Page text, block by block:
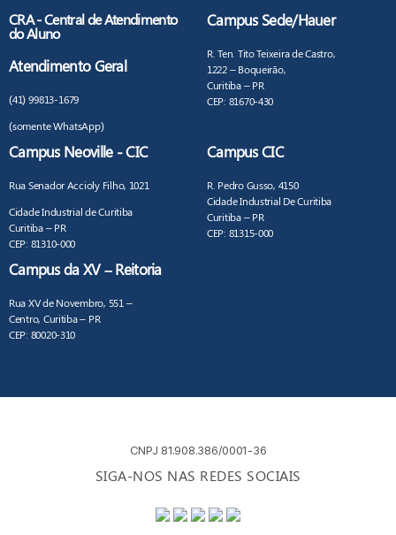
CRA - Central de Atendimento
do Aluno
Atendimento Geral
(41) 99813-1679
(somente WhatsApp)
Campus Sede/Hauer
R. Ten. Tito Teixeira de Castro,
1222 – Boqueirão,
Curitiba – PR
CEP: 81670-430
Campus Neoville - CIC
Rua Senador Accioly Filho, 1021
Cidade Industrial de Curitiba
Curitiba – PR
CEP: 81310-000
Campus CIC
R. Pedro Gusso, 4150
Cidade Industrial De Curitiba
Curitiba – PR
CEP: 81315-000
Campus da XV – Reitoria
Rua XV de Novembro, 551 –
Centro, Curitiba – PR
CEP: 80020-310
CNPJ 81.908.386/0001-36
SIGA-NOS NAS REDES SOCIAIS